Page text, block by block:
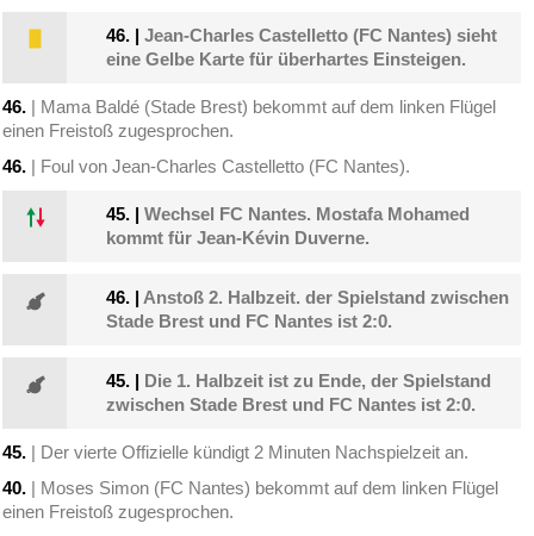
46. |Jean-Charles Castelletto (FC Nantes) sieht
eine Gelbe Karte für überhartes Einsteigen.
46. | Mama Baldé (Stade Brest) bekommt auf dem linken Flügel
einen Freistoß zugesprochen.
46. | Foul von Jean-Charles Castelletto (FC Nantes).
45. |Wechsel FC Nantes. Mostafa Mohamed
kommt für Jean-Kévin Duverne.
46. | Anstoß 2. Halbzeit. der Spielstand zwischen
Stade Brest und FC Nantes ist 2:0.
45. | Die 1. Halbzeit ist zu Ende, der Spielstand
zwischen Stade Brest und FC Nantes ist 2:0.
45. | Der vierte Offizielle kündigt 2 Minuten Nachspielzeit an.
40. | Moses Simon (FC Nantes) bekommt auf dem linken Flügel
einen Freistoß zugesprochen.